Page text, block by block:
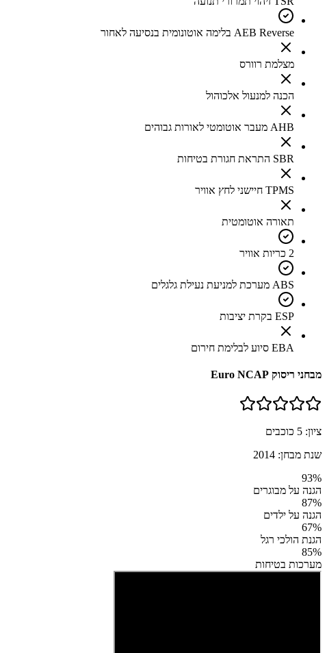
AEB Reverse בלימה אוטונומית בנסיעה לאחור
מצלמת רוורס
הכנה למנעול אלכוהול
AHB מעבר אוטומטי לאורות גבוהים
SBR התראת חגורת בטיחות
TPMS חיישני לחץ אוויר
תאורה אוטומטית
2 כריות אוויר
ABS מערכת למניעת נעילת גלגלים
ESP בקרת יציבות
EBA סיוע לבלימת חירום
מבחני ריסוק Euro NCAP
ציון: 5 כוכבים
שנת מבחן: 2014
93%
הגנה על מבוגרים
87%
הגנה על ילדים
67%
הגנת הולכי רגל
85%
מערכות בטיחות